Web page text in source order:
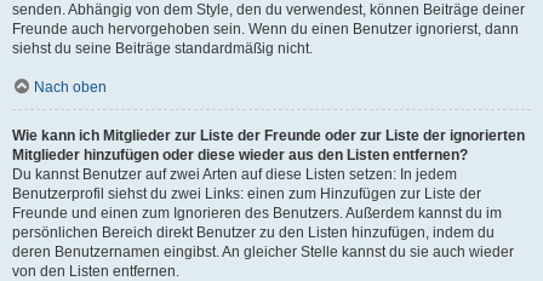
senden. Abhängig von dem Style, den du verwendest, können Beiträge deiner
Freunde auch hervorgehoben sein. Wenn du einen Benutzer ignorierst, dann
siehst du seine Beiträge standardmäßig nicht.
Nach oben
Wie kann ich Mitglieder zur Liste der Freunde oder zur Liste der ignorierten
Mitglieder hinzufügen oder diese wieder aus den Listen entfernen?
Du kannst Benutzer auf zwei Arten auf diese Listen setzen: In jedem
Benutzerprofil siehst du zwei Links: einen zum Hinzufügen zur Liste der
Freunde und einen zum Ignorieren des Benutzers. Außerdem kannst du im
persönlichen Bereich direkt Benutzer zu den Listen hinzufügen, indem du
deren Benutzernamen eingibst. An gleicher Stelle kannst du sie auch wieder
von den Listen entfernen.